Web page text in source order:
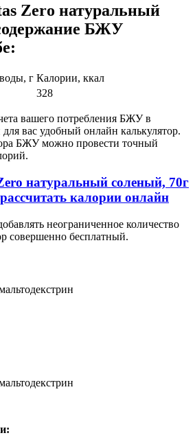
Zero натуральный
БЖУ
г Калории, ккал
328
вашего потребления БЖУ в
вас удобный онлайн калькулятор.
БЖУ можно провести точный
натуральный соленый, 70г
калории онлайн
неограниченное количество
совершенно бесплатный.